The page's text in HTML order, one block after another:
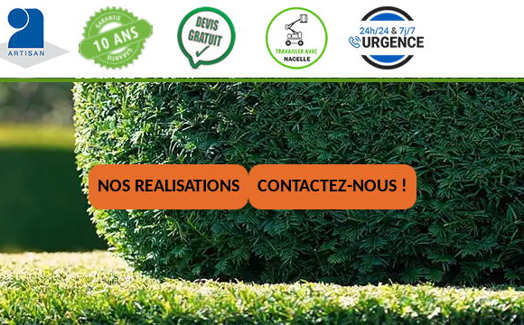
NOS REALISATIONS CONTACTEZ-NOUS !